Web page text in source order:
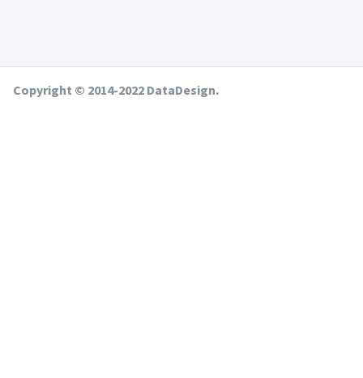
Copyright © 2014-2022 DataDesign.